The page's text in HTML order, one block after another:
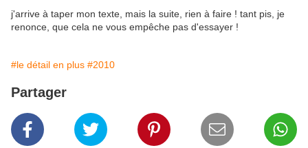
j'arrive à taper mon texte, mais la suite, rien à faire ! tant pis, je
renonce, que cela ne vous empêche pas d'essayer !
#le détail en plus #2010
Partager